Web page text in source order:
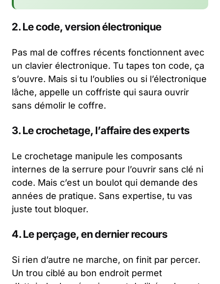
2. Le code, version électronique
Pas mal de coffres récents fonctionnent avec
un clavier électronique. Tu tapes ton code, ça
s’ouvre. Mais si tu l’oublies ou si l’électronique
lâche, appelle un coffriste qui saura ouvrir
sans démolir le coffre.
3. Le crochetage, l’affaire des experts
Le crochetage manipule les composants
internes de la serrure pour l’ouvrir sans clé ni
code. Mais c’est un boulot qui demande des
années de pratique. Sans expertise, tu vas
juste tout bloquer.
4. Le perçage, en dernier recours
Si rien d’autre ne marche, on finit par percer.
Un trou ciblé au bon endroit permet